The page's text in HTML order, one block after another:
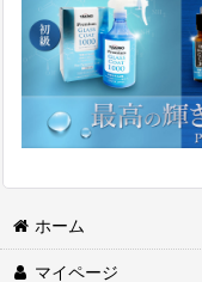
ホーム
マイページ